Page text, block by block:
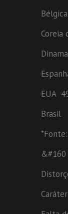
Bélgica
Coreia
EUA
Brasil
&#160